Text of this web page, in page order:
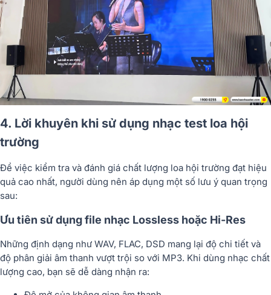
4. Lời khuyên khi sử dụng nhạc test loa hội
trường
Để việc kiểm tra và đánh giá chất lượng loa hội trường đạt hiệu
quả cao nhất, người dùng nên áp dụng một số lưu ý quan trọng
sau:
Ưu tiên sử dụng file nhạc Lossless hoặc Hi-Res
Những định dạng như WAV, FLAC, DSD mang lại độ chi tiết và
độ phân giải âm thanh vượt trội so với MP3. Khi dùng nhạc chất
lượng cao, bạn sẽ dễ dàng nhận ra: